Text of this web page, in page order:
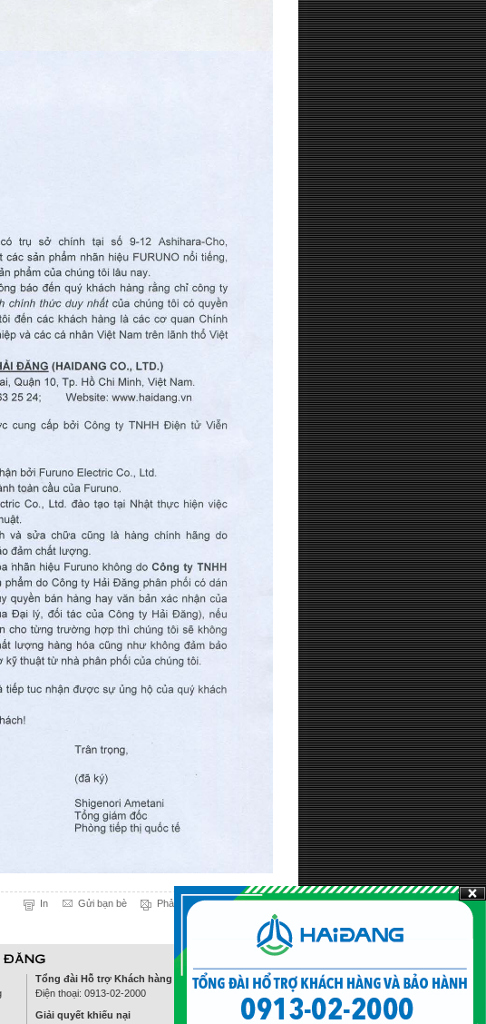
In Gửi bạn bè Phản hồi Đầu trang
Tổng đài Hỗ trợ Khách hàng và Bảo hành
Điện thoại: 0913-02-2000
Giải quyết khiếu nại